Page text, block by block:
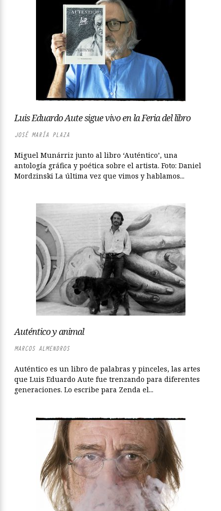
Luis Eduardo Aute sigue vivo en la Feria del libro
JOSÉ MARÍA PLAZA
Miguel Munárriz junto al libro ‘Auténtico’, una
antología gráfica y poética sobre el artista. Foto: Daniel
Mordzinski La última vez que vimos y hablamos...
Auténtico y animal
MARCOS ALMENDROS
Auténtico es un libro de palabras y pinceles, las artes
que Luis Eduardo Aute fue trenzando para diferentes
generaciones. Lo escribe para Zenda el...